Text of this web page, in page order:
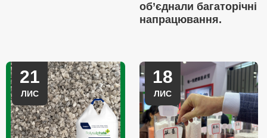
об’єднали багаторічні
напрацювання.
21
ЛИС
18
ЛИС